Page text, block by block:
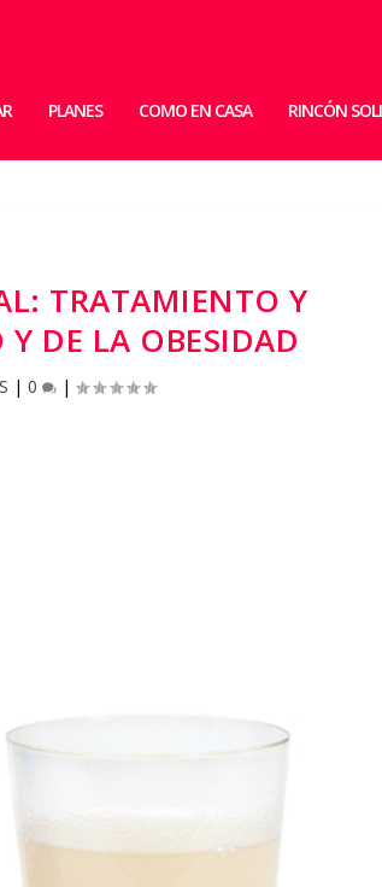
PLANES COMO EN CASA RINCÓN
TRATAMIENTO Y
Y DE LA OBESIDAD
|0 |